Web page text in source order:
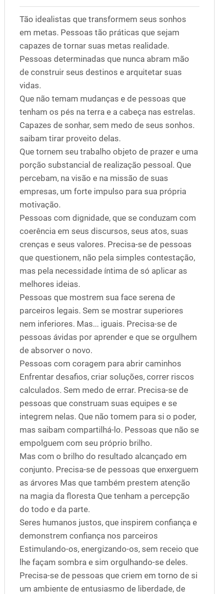
Tão idealistas que transformem seus sonhos
em metas. Pessoas tão práticas que sejam
capazes de tornar suas metas realidade.
Pessoas determinadas que nunca abram mão
de construir seus destinos e arquitetar suas
vidas.
Que não temam mudanças e de pessoas que
tenham os pés na terra e a cabeça nas estrelas.
Capazes de sonhar, sem medo de seus sonhos.
saibam tirar proveito delas.
Que tornem seu trabalho objeto de prazer e uma
porção substancial de realização pessoal. Que
percebam, na visão e na missão de suas
empresas, um forte impulso para sua própria
motivação.
Pessoas com dignidade, que se conduzam com
coerência em seus discursos, seus atos, suas
crenças e seus valores. Precisa-se de pessoas
que questionem, não pela simples contestação,
mas pela necessidade íntima de só aplicar as
melhores ideias.
Pessoas que mostrem sua face serena de
parceiros legais. Sem se mostrar superiores
nem inferiores. Mas... iguais. Precisa-se de
pessoas ávidas por aprender e que se orgulhem
de absorver o novo.
Pessoas com coragem para abrir caminhos
Enfrentar desafios, criar soluções, correr riscos
calculados. Sem medo de errar. Precisa-se de
pessoas que construam suas equipes e se
integrem nelas. Que não tomem para si o poder,
mas saibam compartilhá-lo. Pessoas que não se
empolguem com seu próprio brilho.
Mas com o brilho do resultado alcançado em
conjunto. Precisa-se de pessoas que enxerguem
as árvores Mas que também prestem atenção
na magia da floresta Que tenham a percepção
do todo e da parte.
Seres humanos justos, que inspirem confiança e
demonstrem confiança nos parceiros
Estimulando-os, energizando-os, sem receio que
lhe façam sombra e sim orgulhando-se deles.
Precisa-se de pessoas que criem em torno de si
um ambiente de entusiasmo de liberdade, de